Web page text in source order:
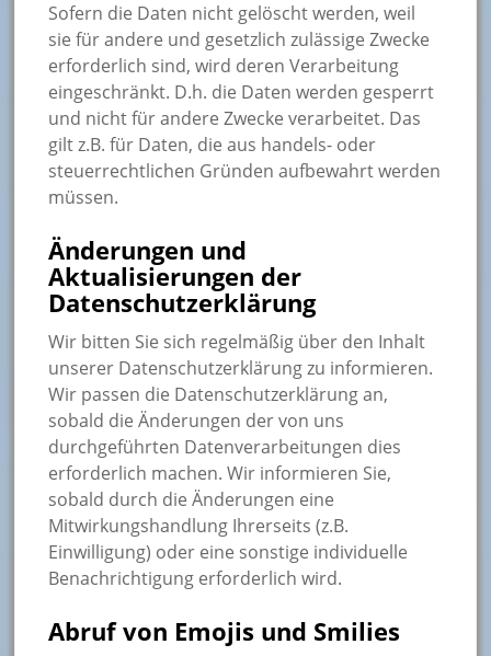
Sofern die Daten nicht gelöscht werden, weil
sie für andere und gesetzlich zulässige Zwecke
erforderlich sind, wird deren Verarbeitung
eingeschränkt. D.h. die Daten werden gesperrt
und nicht für andere Zwecke verarbeitet. Das
gilt z.B. für Daten, die aus handels- oder
steuerrechtlichen Gründen aufbewahrt werden
müssen.
Änderungen und
Aktualisierungen der
Datenschutzerklärung
Wir bitten Sie sich regelmäßig über den Inhalt
unserer Datenschutzerklärung zu informieren.
Wir passen die Datenschutzerklärung an,
sobald die Änderungen der von uns
durchgeführten Datenverarbeitungen dies
erforderlich machen. Wir informieren Sie,
sobald durch die Änderungen eine
Mitwirkungshandlung Ihrerseits (z.B.
Einwilligung) oder eine sonstige individuelle
Benachrichtigung erforderlich wird.
Abruf von Emojis und Smilies